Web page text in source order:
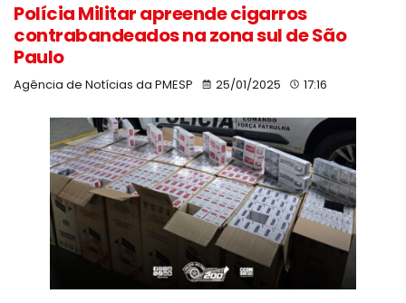
Polícia Militar apreende cigarros
contrabandeados na zona sul de São
Paulo
Agência de Notícias da PMESP 25/01/2025 17:16